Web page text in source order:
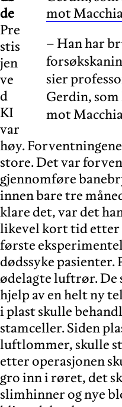
– Han har
sier
Gerdin, som
mot
de
Pre
stis
jen
ve
d
KI
var
høy.
store. Det var
gjennomføre
innen bare tre
klare det, var det
likevel kort tid etter
første
dødssyke pasienter.
ødelagte luftrør. De
hjelp av en helt ny
i plast skulle
stamceller. Siden
luftlommer, skulle
etter operasjonen
gro inn i røret, det
slimhinner og nye